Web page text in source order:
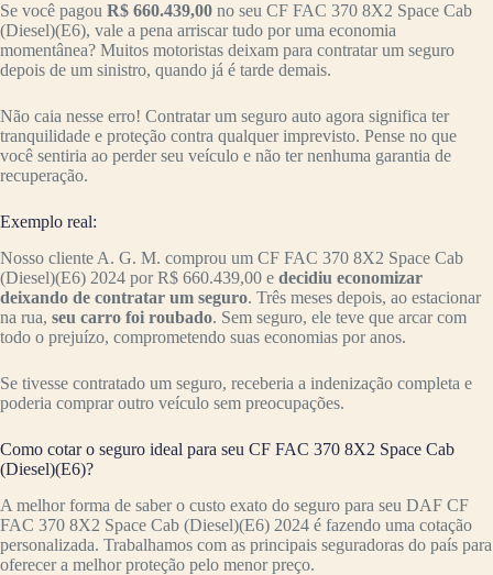
Se você pagou R$ 660.439,00 no seu CF FAC 370 8X2 Space Cab
(Diesel)(E6), vale a pena arriscar tudo por uma economia
momentânea? Muitos motoristas deixam para contratar um seguro
depois de um sinistro, quando já é tarde demais.
Não caia nesse erro! Contratar um seguro auto agora significa ter
tranquilidade e proteção contra qualquer imprevisto. Pense no que
você sentiria ao perder seu veículo e não ter nenhuma garantia de
recuperação.
Exemplo real:
Nosso cliente A. G. M. comprou um CF FAC 370 8X2 Space Cab
(Diesel)(E6) 2024 por R$ 660.439,00 e decidiu economizar
deixando de contratar um seguro. Três meses depois, ao estacionar
na rua, seu carro foi roubado. Sem seguro, ele teve que arcar com
todo o prejuízo, comprometendo suas economias por anos.
Se tivesse contratado um seguro, receberia a indenização completa e
poderia comprar outro veículo sem preocupações.
Como cotar o seguro ideal para seu CF FAC 370 8X2 Space Cab
(Diesel)(E6)?
A melhor forma de saber o custo exato do seguro para seu DAF CF
FAC 370 8X2 Space Cab (Diesel)(E6) 2024 é fazendo uma cotação
personalizada. Trabalhamos com as principais seguradoras do país para
oferecer a melhor proteção pelo menor preço.